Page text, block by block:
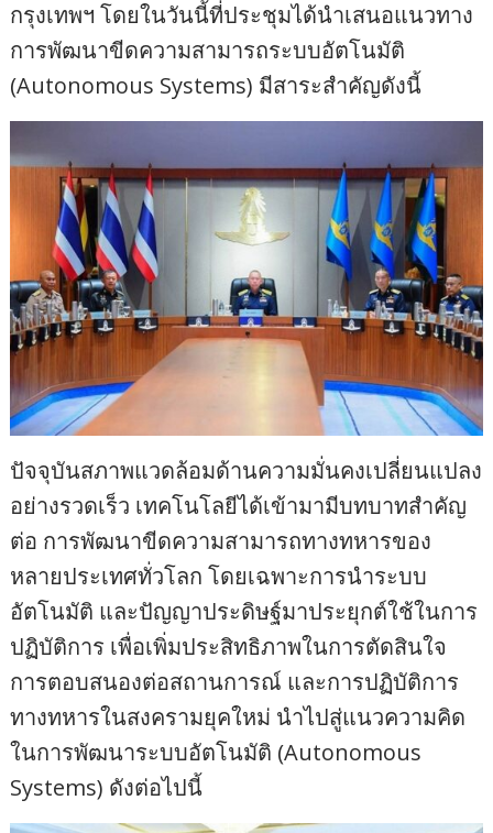
กรุงเทพฯ โดยในวันนี้ที่ประชุมได้นำเสนอแนวทาง
การพัฒนาขีดความสามารถระบบอัตโนมัติ
(Autonomous Systems) มีสาระสำคัญดังนี้
ปัจจุบันสภาพแวดล้อมด้านความมั่นคงเปลี่ยนแปลง
อย่างรวดเร็ว เทคโนโลยีได้เข้ามามีบทบาทสำคัญ
ต่อ การพัฒนาขีดความสามารถทางทหารของ
หลายประเทศทั่วโลก โดยเฉพาะการนำระบบ
อัตโนมัติ และปัญญาประดิษฐ์มาประยุกต์ใช้ในการ
ปฏิบัติการ เพื่อเพิ่มประสิทธิภาพในการตัดสินใจ
การตอบสนองต่อสถานการณ์ และการปฏิบัติการ
ทางทหารในสงครามยุคใหม่ นำไปสู่แนวความคิด
ในการพัฒนาระบบอัตโนมัติ (Autonomous
Systems) ดังต่อไปนี้